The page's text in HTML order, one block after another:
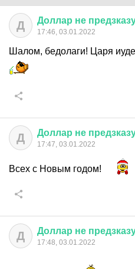
Д Доллар не
17:46, 03.01.2022
Шалом, бедолаги! Царя
Д Доллар не
17:47, 03.01.2022
Всех с Новым годом!
Д Доллар не
17:48, 03.01.2022